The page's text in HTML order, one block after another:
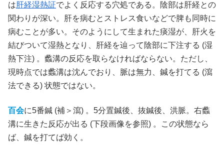
は 肝経湿熱証でよく反応する穴処である。陰部は肝経との
関わりが深い。肝を病むとストレス食いなどで脾も同時に
病むことが多い。そのようにして生まれた痰湿が、肝火を
結びついて湿熱となり、肝経を辿って陰部に下注する (湿
熱下注) 。蠡溝の反応を取らなければならない。ただし、
現時点では蠡溝は沈んでおり、脈は無力、鍼を打てる (瀉
法できる) 状態ではない。
百会に5番鍼 (補＞瀉) 。5分置鍼後、抜鍼後、洪脈。右蠡
溝に生きた反応が出る (下段画像を参照) 。この状態なら
ば、鍼を打てば効く。